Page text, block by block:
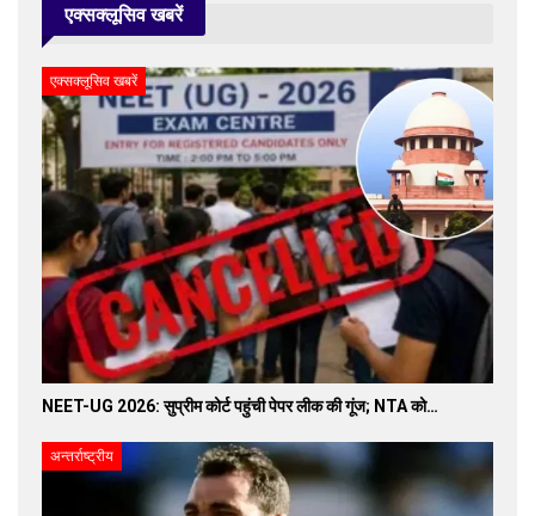
एक्सक्लूसिव खबरें
एक्सक्लूसिव खबरें
NEET-UG 2026: सुप्रीम कोर्ट पहुंची पेपर लीक की गूंज; NTA को…
अन्तर्राष्ट्रीय